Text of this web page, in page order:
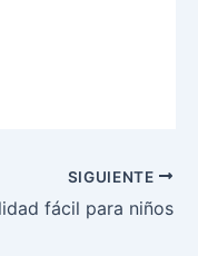
SIGUIENTE
fácil para niños